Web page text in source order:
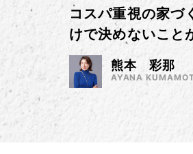
コスパ重視の家づ
けで決めないこと
熊本 彩那
AYANA